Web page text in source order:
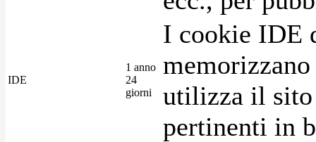
IDE
1 anno
24
giorni
I cookie IDE
utilizza il sito
pertinenti in